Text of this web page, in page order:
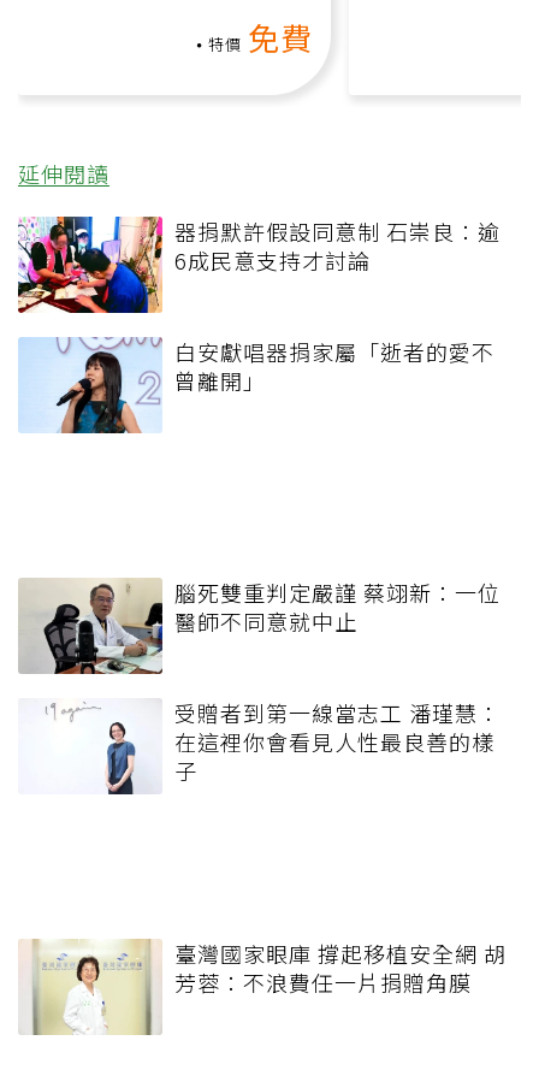
特價 免費
延伸閱讀
器捐默許假設同意制 石崇良：逾
6成民意支持才討論
白安獻唱器捐家屬「逝者的愛不
曾離開」
腦死雙重判定嚴謹 蔡翊新：一位
醫師不同意就中止
受贈者到第一線當志工 潘瑾慧：
在這裡你會看見人性最良善的樣
子
臺灣國家眼庫 撐起移植安全網 胡
芳蓉：不浪費任一片捐贈角膜